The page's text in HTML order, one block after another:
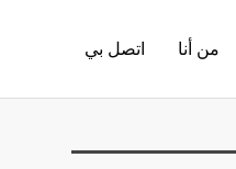
من أنا اتصل بي